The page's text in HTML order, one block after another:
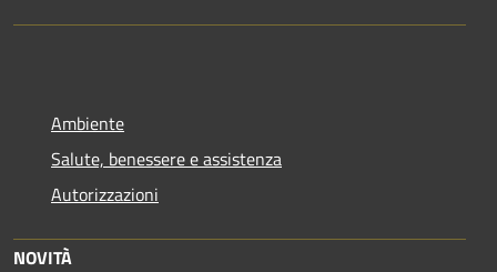
Ambiente
Salute, benessere e assistenza
Autorizzazioni
NOVITÀ